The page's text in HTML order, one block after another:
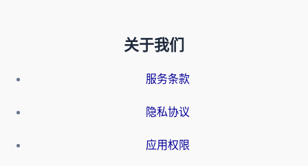
关于我们
服务条款
隐私协议
应用权限